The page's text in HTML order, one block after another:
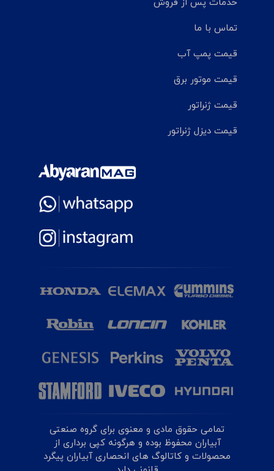
خدمات پس از فروش
تماس با ما
قیمت پمپ آب
قیمت موتور برق
قیمت ژنراتور
قیمت دیزل ژنراتور
تمامی حقوق مادی و معنوی برای گروه صنعتی
آبیاران محفوظ بوده و هرگونه کپی برداری از
محصولات و کاتالوگ های انحصاری آبیاران پیگرد